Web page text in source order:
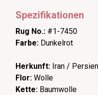
Spezifikationen
Rug No.: #1-7450
Farbe: Dunkelrot
Herkunft: Iran / Persien
Flor: Wolle
Kette: Baumwolle